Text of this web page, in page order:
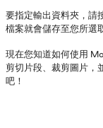
要指定輸出資料夾，請
檔案就會儲存至您所選
現在您知道如何使用
剪切片段、裁剪圖片，
吧！